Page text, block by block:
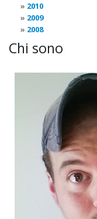
2010
2009
2008
Chi sono